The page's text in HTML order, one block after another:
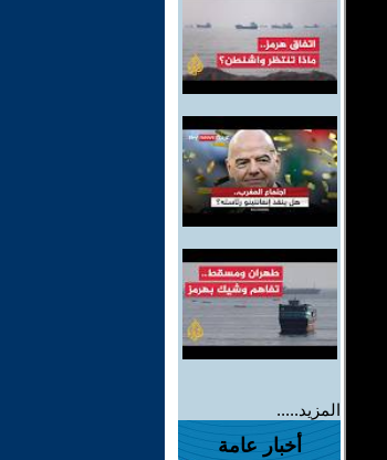
المزيد.....
أخبار عامة